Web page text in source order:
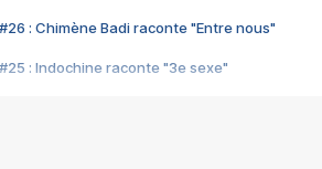
#26 : Chimène Badi raconte "Entre nous"
#25 : Indochine raconte "3e sexe"